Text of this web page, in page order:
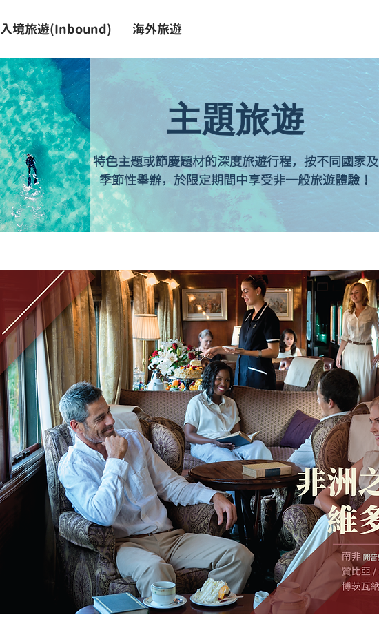
入境旅遊(Inbound) 海外旅遊
​主題旅遊
特色主題或節慶題材的深度旅遊行程，按不同國家及
季節性舉辦，於限定期間中享受非一般旅遊體驗！